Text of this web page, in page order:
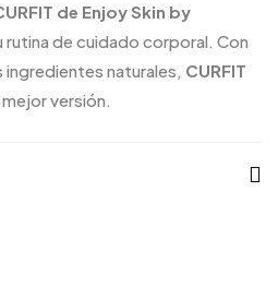
de Enjoy Skin by
de cuidado corporal. Con
ingredientes naturales, CURFIT
versión.